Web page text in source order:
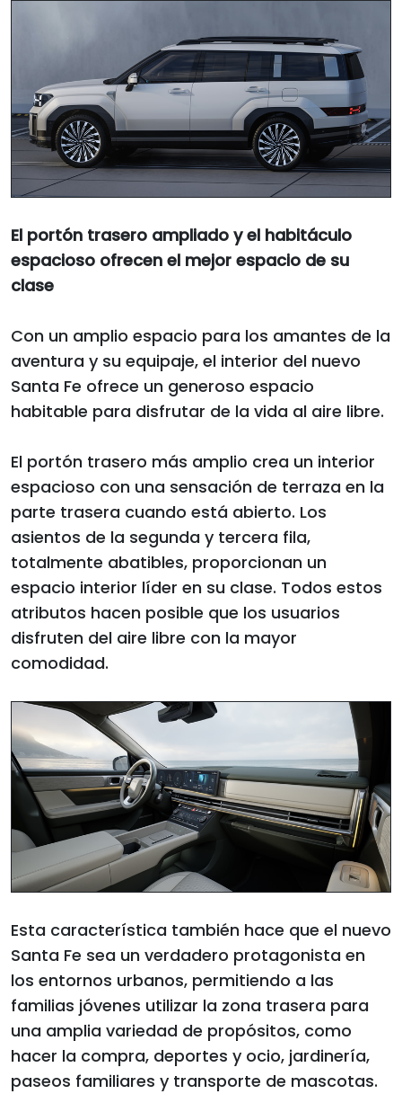
El portón trasero ampliado y el habitáculo
espacioso ofrecen el mejor espacio de su
clase
Con un amplio espacio para los amantes de la
aventura y su equipaje, el interior del nuevo
Santa Fe ofrece un generoso espacio
habitable para disfrutar de la vida al aire libre.
El portón trasero más amplio crea un interior
espacioso con una sensación de terraza en la
parte trasera cuando está abierto. Los
asientos de la segunda y tercera fila,
totalmente abatibles, proporcionan un
espacio interior líder en su clase. Todos estos
atributos hacen posible que los usuarios
disfruten del aire libre con la mayor
comodidad.
Esta característica también hace que el nuevo
Santa Fe sea un verdadero protagonista en
los entornos urbanos, permitiendo a las
familias jóvenes utilizar la zona trasera para
una amplia variedad de propósitos, como
hacer la compra, deportes y ocio, jardinería,
paseos familiares y transporte de mascotas.